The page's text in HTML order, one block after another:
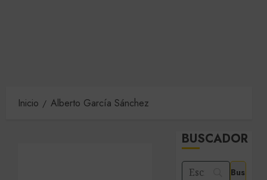
Inicio Alberto García Sánchez
BUSCADOR